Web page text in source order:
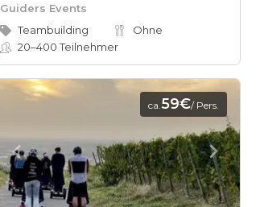
Guiders Events
Teambuilding
Ohne
20–400Teilnehmer
ca.59€/ Pers.